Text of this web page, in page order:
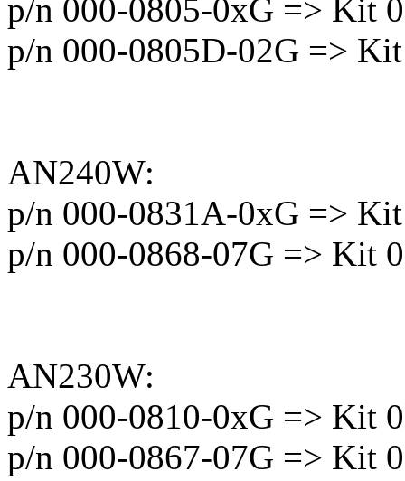
p/n 000-0805-0xG => Kit
p/n 000-0805D-02G =>
AN240W:
p/n 000-0831A-0xG =>
p/n 000-0868-07G => Kit
AN230W:
p/n 000-0810-0xG => Kit
p/n 000-0867-07G => Kit